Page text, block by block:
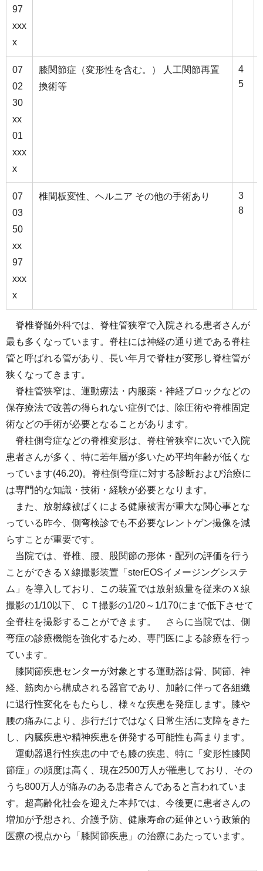
97
xxx
x
07
02
30
xx
01
xxx
x
膝関節症（変形性を含む。） 人工関節再置
換術等
4
5
07
03
50
xx
97
xxx
x
椎間板変性、ヘルニア その他の手術あり
3
8
脊椎脊髄外科では、脊柱管狭窄で入院される患者さんが
最も多くなっています。脊柱には神経の通り道である脊柱
管と呼ばれる管があり、長い年月で脊柱が変形し脊柱管が
狭くなってきます。
脊柱管狭窄は、運動療法・内服薬・神経ブロックなどの
保存療法で改善の得られない症例では、除圧術や脊椎固定
術などの手術が必要となることがあります。
脊柱側弯症などの脊椎変形は、脊柱管狭窄に次いで入院
患者さんが多く、特に若年層が多いため平均年齢が低くな
っています(46.20)。脊柱側弯症に対する診断および治療に
は専門的な知識・技術・経験が必要となります。
また、放射線被ばくによる健康被害が重大な関心事とな
っている昨今、側弯検診でも不必要なレントゲン撮像を減
らすことが重要です。
当院では、脊椎、腰、股関節の形体・配列の評価を行う
ことができるＸ線撮影装置「sterEOSイメージングシステ
ム」を導入しており、この装置では放射線量を従来のＸ線
撮影の1/10以下、ＣＴ撮影の1/20～1/170にまで低下させて
全脊柱を撮影することができます。 さらに当院では、側
弯症の診療機能を強化するため、専門医による診療を行っ
ています。
膝関節疾患センターが対象とする運動器は骨、関節、神
経、筋肉から構成される器官であり、加齢に伴って各組織
に退行性変化をもたらし、様々な疾患を発症します。膝や
腰の痛みにより、歩行だけではなく日常生活に支障をきた
し、内臓疾患や精神疾患を併発する可能性も高まります。
運動器退行性疾患の中でも膝の疾患、特に「変形性膝関
節症」の頻度は高く、現在2500万人が罹患しており、その
うち800万人が痛みのある患者さんであると言われていま
す。超高齢化社会を迎えた本邦では、今後更に患者さんの
増加が予想され、介護予防、健康寿命の延伸という政策的
医療の視点から「膝関節疾患」の治療にあたっています。